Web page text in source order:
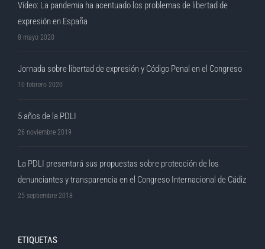
Vídeo: La pandemia ha acentuado los problemas de libertad de
expresión en España
8 mayo 2020
Jornada sobre libertad de expresión y Código Penal en el Congreso
10 febrero 2020
5 años de la PDLI
26 noviembre 2019
La PDLI presentará sus propuestas sobre protección de los
denunciantes y transparencia en el Congreso Internacional de Cádiz
25 septiembre 2018
ETIQUETAS